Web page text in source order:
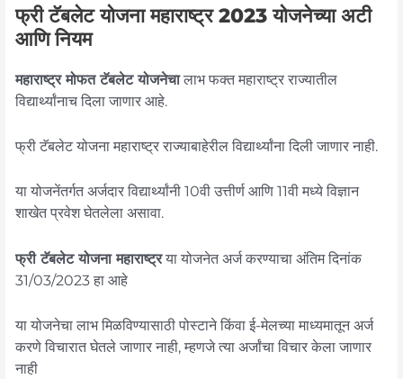
फ्री टॅबलेट योजना महाराष्ट्र 2023 योजनेच्या अटी
आणि नियम
महाराष्ट्र मोफत टॅबलेट योजनेचालाभ फक्त महाराष्ट्र राज्यातील
विद्यार्थ्यांनाच दिला जाणार आहे.
फ्री टॅबलेट योजना महाराष्ट्र राज्याबाहेरील विद्यार्थ्यांना दिली जाणार नाही.
या योजनेंतर्गत अर्जदार विद्यार्थ्यांनी 10वी उत्तीर्ण आणि 11वी मध्ये विज्ञान
शाखेत प्रवेश घेतलेला असावा.
फ्री टॅबलेट योजना महाराष्ट्रया योजनेत अर्ज करण्याचा अंतिम दिनांक
31/03/2023 हा आहे
या योजनेचा लाभ मिळविण्यासाठी पोस्टाने किंवा ई-मेलच्या माध्यमातून अर्ज
करणे विचारात घेतले जाणार नाही, म्हणजे त्या अर्जांचा विचार केला जाणार
नाही